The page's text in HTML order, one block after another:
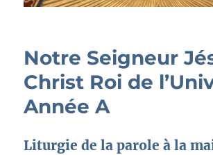
Notre Seigneur
Christ Roi de
Année A
Liturgie de la parole à la